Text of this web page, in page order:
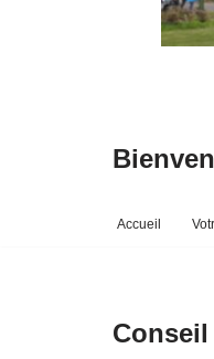
Accueil